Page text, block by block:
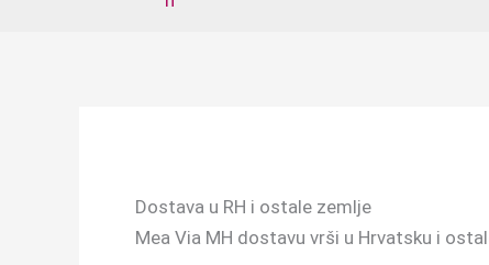
Dostava u RH i ostale zemlje
Mea Via MH dostavu vrši u Hrvatsku i